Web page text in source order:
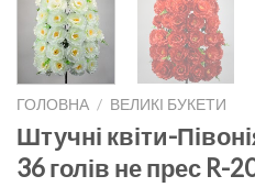
ГОЛОВНА / ВЕЛИКІ БУКЕТИ
Штучні квіти-
36 голів не прес R-